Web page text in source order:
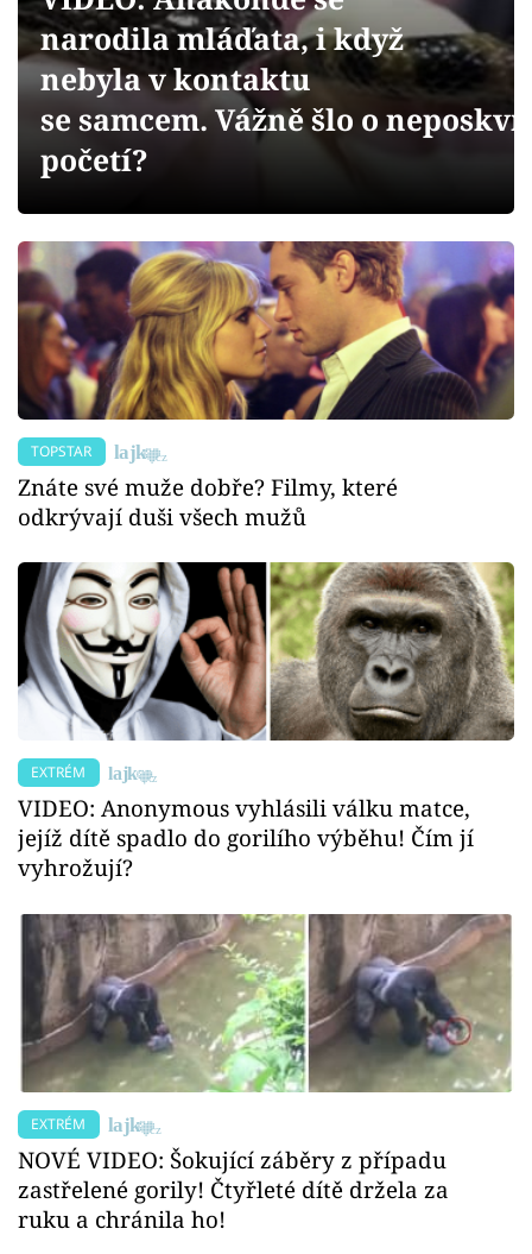
Videa
Sledujte prima+
Sledujte nás
narodila mláďata, i když
nebyla v kontaktu
se samcem. Vážně šlo o
početí?
TOPSTAR
Znáte své muže dobře? Filmy, které
odkrývají duši všech mužů
EXTRÉM
VIDEO: Anonymous vyhlásili válku matce,
jejíž dítě spadlo do gorilího výběhu! Čím jí
vyhrožují?
EXTRÉM
NOVÉ VIDEO: Šokující záběry z případu
zastřelené gorily! Čtyřleté dítě držela za
ruku a chránila ho!